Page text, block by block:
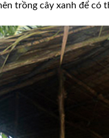
trồng cây xanh để có
Giá heo hơi hôm